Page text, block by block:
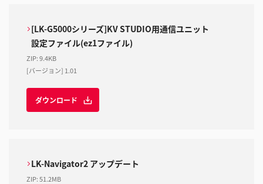
[LK-G5000シリーズ]KV STUDIO用通信ユニット
設定ファイル(ez1ファイル)
ZIP:9.4KB
[バージョン] 1.01
ダウンロード
LK-Navigator2 アップデート
ZIP:51.2MB